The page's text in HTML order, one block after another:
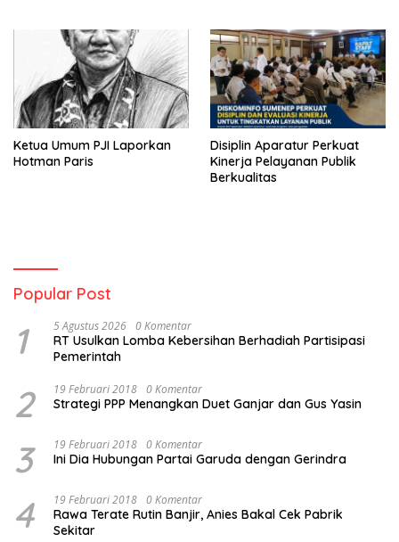
Ketua Umum PJI Laporkan
Hotman Paris
Disiplin Aparatur Perkuat
Kinerja Pelayanan Publik
Berkualitas
Popular Post
1 5 Agustus 2026 0 Komentar
RT Usulkan Lomba Kebersihan Berhadiah Partisipasi
Pemerintah
2 19 Februari 2018 0 Komentar
Strategi PPP Menangkan Duet Ganjar dan Gus Yasin
3 19 Februari 2018 0 Komentar
Ini Dia Hubungan Partai Garuda dengan Gerindra
4 19 Februari 2018 0 Komentar
Rawa Terate Rutin Banjir, Anies Bakal Cek Pabrik
Sekitar